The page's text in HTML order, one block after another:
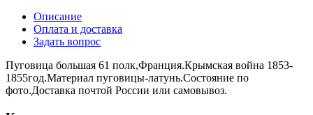
Описание
Оплата и доставка
Задать вопрос
Пуговица большая 61 полк,Франция.Крымская война 1853-
1855год.Материал пуговицы-латунь.Состояние по
фото.Доставка почтой России или самовывоз.